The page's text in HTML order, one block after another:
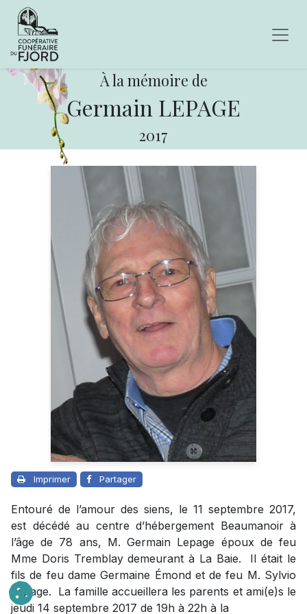
À la mémoire de
Germain LEPAGE
2017
Imprimer Partager
Entouré de l’amour des siens, le 11 septembre 2017,
est décédé au centre d’hébergement Beaumanoir à
l’âge de 78 ans, M. Germain Lepage époux de feu
Mme Doris Tremblay demeurant à La Baie.
Il était le
fils de feu dame Germaine Émond et de feu M. Sylvio
Lepage. La famille accueillera les parents et ami(e)s le
jeudi 14 septembre 2017 de 19h à 22h à la